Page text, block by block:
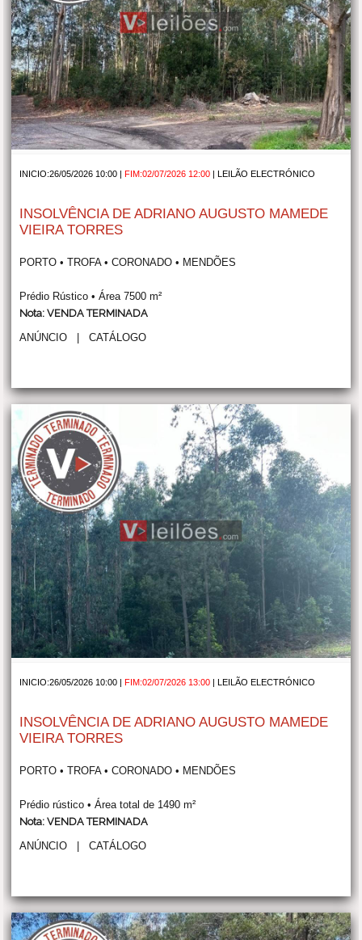
INICIO:26/05/2026 10:00 |FIM:02/07/2026 12:00 |LEILÃO ELECTRÓNICO
INSOLVÊNCIA DE ADRIANO AUGUSTO MAMEDE
VIEIRA TORRES
PORTO • TROFA • CORONADO • MENDÕES
Prédio Rústico • Área 7500 m²
Nota: VENDA TERMINADA
ANÚNCIO |CATÁLOGO
INICIO:26/05/2026 10:00 | FIM:02/07/2026 13:00 LEILÃO ELECTRÓNICO
INSOLVÊNCIA DE ADRIANO AUGUSTO MAMEDE
VIEIRA TORRES
PORTO • TROFA • CORONADO • MENDÕES
Prédio rústico • Área total de 1490 m²
Nota: VENDA TERMINADA
ANÚNCIO |CATÁLOGO